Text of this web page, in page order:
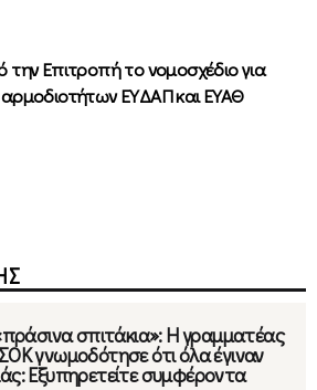
Επιτροπή το νομοσχέδιο για
ΕΥΔΑΠ και ΕΥΑΘ
σπιτάκια»: Η γραμματέας
γνωμοδότησε ότι όλα έγιναν
Εξυπηρετείτε συμφέροντα